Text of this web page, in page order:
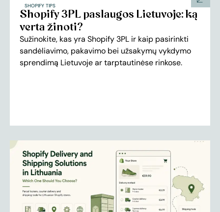
SHOPIFY TIPS
Shopify 3PL paslaugos Lietuvoje: ką
verta žinoti?
Sužinokite, kas yra Shopify 3PL ir kaip pasirinkti
sandėliavimo, pakavimo bei užsakymų vykdymo
sprendimą Lietuvoje ar tarptautinėse rinkose.